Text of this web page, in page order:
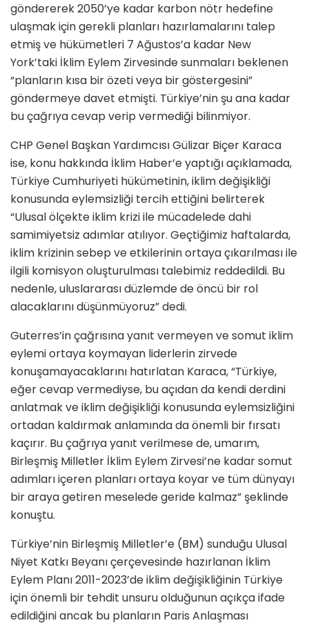
göndererek 2050’ye kadar karbon nötr hedefine
ulaşmak için gerekli planları hazırlamalarını talep
etmiş ve hükümetleri 7 Ağustos’a kadar New
York’taki İklim Eylem Zirvesinde sunmaları beklenen
“planların kısa bir özeti veya bir göstergesini”
göndermeye davet etmişti. Türkiye’nin şu ana kadar
bu çağrıya cevap verip vermediği bilinmiyor.
CHP Genel Başkan Yardımcısı Gülizar Biçer Karaca
ise, konu hakkında İklim Haber’e yaptığı açıklamada,
Türkiye Cumhuriyeti hükümetinin, iklim değişikliği
konusunda eylemsizliği tercih ettiğini belirterek
“Ulusal ölçekte iklim krizi ile mücadelede dahi
samimiyetsiz adımlar atılıyor. Geçtiğimiz haftalarda,
iklim krizinin sebep ve etkilerinin ortaya çıkarılması ile
ilgili komisyon oluşturulması talebimiz reddedildi. Bu
nedenle, uluslararası düzlemde de öncü bir rol
alacaklarını düşünmüyoruz” dedi.
Guterres’in çağrısına yanıt vermeyen ve somut iklim
eylemi ortaya koymayan liderlerin zirvede
konuşamayacaklarını hatırlatan Karaca, “Türkiye,
eğer cevap vermediyse, bu açıdan da kendi derdini
anlatmak ve iklim değişikliği konusunda eylemsizliğini
ortadan kaldırmak anlamında da önemli bir fırsatı
kaçırır. Bu çağrıya yanıt verilmese de, umarım,
Birleşmiş Milletler İklim Eylem Zirvesi’ne kadar somut
adımları içeren planları ortaya koyar ve tüm dünyayı
bir araya getiren meselede geride kalmaz” şeklinde
konuştu.
Türkiye’nin Birleşmiş Milletler’e (BM) sunduğu Ulusal
Niyet Katkı Beyanı çerçevesinde hazırlanan İklim
Eylem Planı 2011-2023’de iklim değişikliğinin Türkiye
için önemli bir tehdit unsuru olduğunun açıkça ifade
edildiğini ancak bu planların Paris Anlaşması